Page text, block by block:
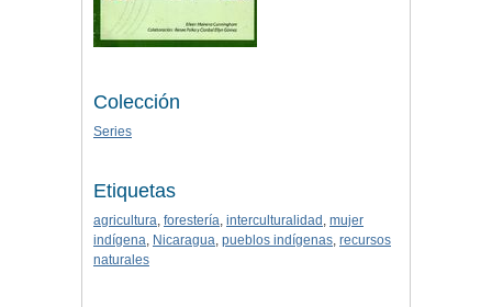
Colección
Series
Etiquetas
agricultura, forestería, interculturalidad , mujer
indígena, Nicaragua, pueblos indígenas, recursos
naturales